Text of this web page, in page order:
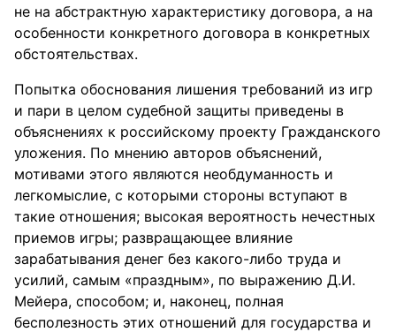
не на абстрактную характеристику договора, а на
особенности конкретного договора в конкретных
обстоятельствах.
Попытка обоснования лишения требований из игр
и пари в целом судебной защиты приведены в
объяснениях к российскому проекту Гражданского
уложения. По мнению авторов объяснений,
мотивами этого являются необдуманность и
легкомыслие, с которыми стороны вступают в
такие отношения; высокая вероятность нечестных
приемов игры; развращающее влияние
зарабатывания денег без какого-либо труда и
усилий, самым «праздным», по выражению Д.И.
Мейера, способом; и, наконец, полная
бесполезность этих отношений для государства и